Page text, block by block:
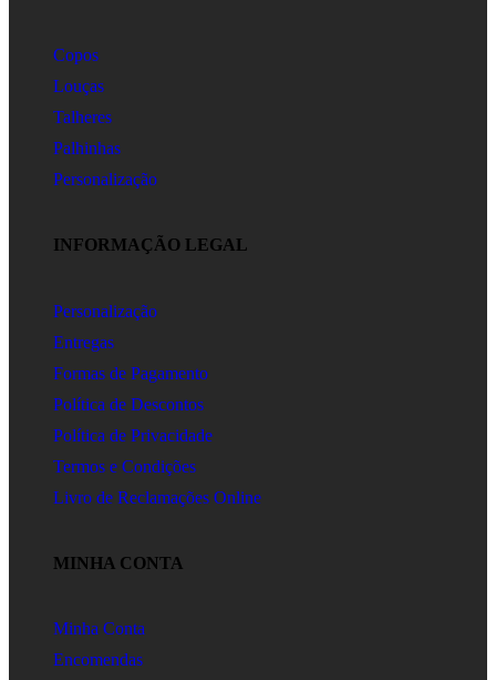
Copos
Louças
Talheres
Palhinhas
Personalização
INFORMAÇÃO LEGAL
Personalização
Entregas
Formas de Pagamento
Política de Descontos
Política de Privacidade
Termos e Condições
Livro de Reclamações Online
MINHA CONTA
Minha Conta
Encomendas